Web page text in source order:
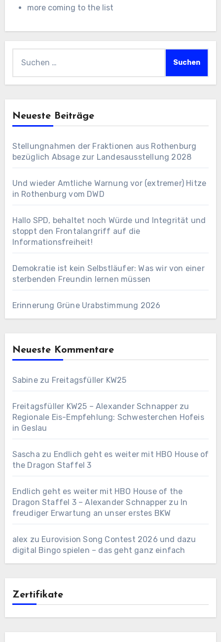
more coming to the list
nach:
Neueste Beiträge
Stellungnahmen der Fraktionen aus Rothenburg
bezüglich Absage zur Landesausstellung 2028
Und wieder Amtliche Warnung vor (extremer) Hitze
in Rothenburg vom DWD
Hallo SPD, behaltet noch Würde und Integrität und
stoppt den Frontalangriff auf die
Informationsfreiheit!
Demokratie ist kein Selbstläufer: Was wir von einer
sterbenden Freundin lernen müssen
Erinnerung Grüne Urabstimmung 2026
Neueste Kommentare
Sabinezu Freitagsfüller KW25
Freitagsfüller KW25 – Alexander Schnapperzu
Regionale Eis-Empfehlung: Schwesterchen Hofeis
in Geslau
Sascha zu Endlich geht es weiter mit HBO House of
the Dragon Staffel 3
Endlich geht es weiter mit HBO House of the
Dragon Staffel 3 – Alexander Schnapper zu In
freudiger Erwartung an unser erstes BKW
alex zu Eurovision Song Contest 2026 und dazu
digital Bingo spielen – das geht ganz einfach
Zertifikate